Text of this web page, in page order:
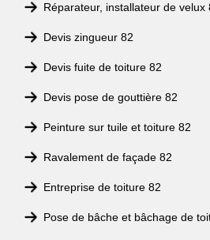
Réparateur, installateur de velux
Devis zingueur 82
Devis fuite de toiture 82
Devis pose de gouttière 82
Peinture sur tuile et toiture 82
Ravalement de façade 82
Entreprise de toiture 82
Pose de bâche et bâchage de